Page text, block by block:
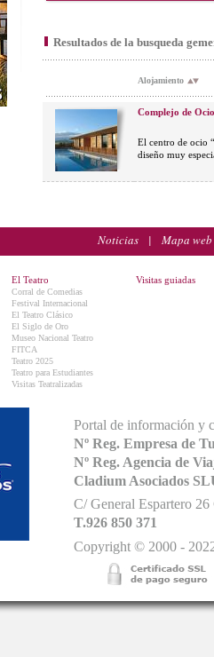
Resultados de la busqueda
Alojamiento
Complejo de
El centro de ocio
diseño muy
Noticias | Mapa web
El Teatro
Corral de Comedias
Festival Internacional
El Teatro Clásico
El Siglo de Oro
Museo Nacional Teatro
FITCA
Teatro 2025
Teatro para Estudiantes
Visitas Teatralizadas
Visitas guiadas
Portal de información y
Nº Reg. Empresa de
Nº Reg. Agencia de
Cladium Asociados
C/ General Espartero
T.926 850 371
Copyright © 2000 -